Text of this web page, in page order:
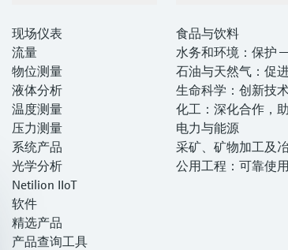
现场仪表
流量
物位测量
液体分析
温度测量
压力测量
系统产品
光学分析
Netilion IIoT
软件
精选产品
产品查询工具
食品与饮料
水务和环境：保护
—— 提高
石油与天然气：促
转型，实现净零目
生命科学：创新技
卓越运营
化工：深化合作，
持续成功
电力与能源
采矿、矿物加工及
打造可持续的未来
公用工程：可靠使